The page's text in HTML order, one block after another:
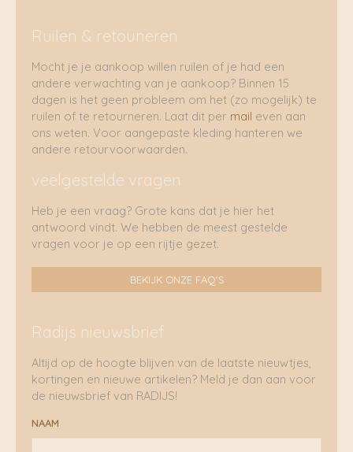
Ruilen & retouneren
Mocht je je aankoop willen ruilen of je had een
andere verwachting van je aankoop? Binnen 15
dagen is het geen probleem om het (zo mogelijk) te
ruilen of te retourneren. Laat dit per mail even aan
ons weten. Voor aangepaste kleding hanteren we
andere retourvoorwaarden.
veelgestelde vragen
Heb je een vraag? Grote kans dat je hier het
antwoord vindt. We hebben de meest gestelde
vragen voor je op een rijtje gezet.
BEKIJK ONZE FAQ'S
Radijs nieuwsbrief
Altijd op de hoogte blijven van de laatste nieuwtjes,
kortingen en nieuwe artikelen? Meld je dan aan voor
de nieuwsbrief van RADIJS!
NAAM